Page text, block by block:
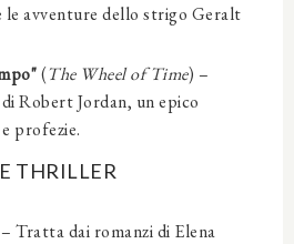
le avventure dello strigo Geralt
(The Wheel of Time) –
Robert Jordan, un epico
profezie.
THRILLER
– Tratta dai romanzi di Elena